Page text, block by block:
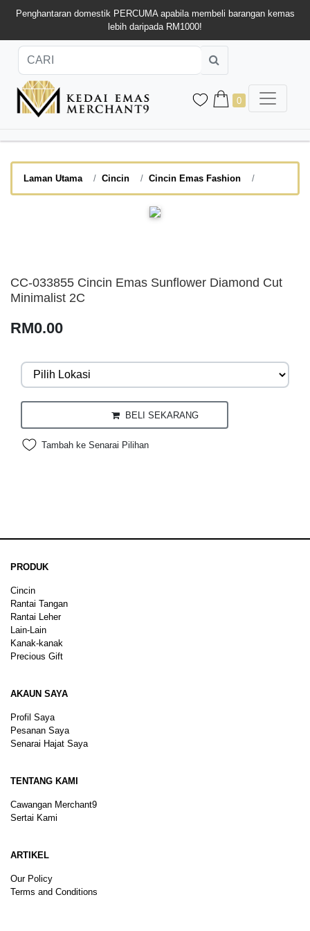
Penghantaran domestik PERCUMA apabila membeli barangan kemas
lebih daripada RM1000!
0
Laman Utama Cincin Cincin Emas Fashion
CC-033855 Cincin Emas Sunflower Diamond Cut
Minimalist 2C
RM0.00
BELI SEKARANG
Tambah ke Senarai Pilihan
PRODUK
Cincin
Rantai Tangan
Rantai Leher
Lain-Lain
Kanak-kanak
Precious Gift
AKAUN SAYA
Profil Saya
Pesanan Saya
Senarai Hajat Saya
TENTANG KAMI
Cawangan Merchant9
Sertai Kami
ARTIKEL
Our Policy
Terms and Conditions